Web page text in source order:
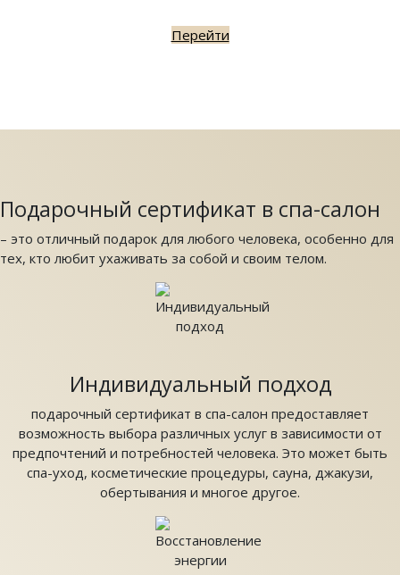
Перейти
Подарочный сертификат в спа-салон
– это отличный подарок для любого человека, особенно для
тех, кто любит ухаживать за собой и своим телом.
Индивидуальный подход
подарочный сертификат в спа-салон предоставляет
возможность выбора различных услуг в зависимости от
предпочтений и потребностей человека. Это может быть
спа-уход, косметические процедуры, сауна, джакузи,
обертывания и многое другое.